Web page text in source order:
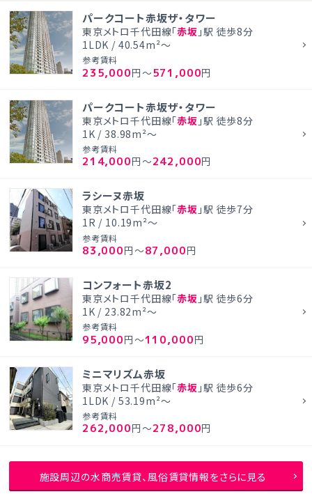
パークコート赤坂ザ・タワー
東京メトロ千代田線「赤坂 」駅 徒歩8分
1LDK / 40.54m²～
参考賃料
235,000円～571,000円
パークコート赤坂ザ・タワー
東京メトロ千代田線「赤坂 」駅 徒歩8分
1K / 38.98m²～
参考賃料
214,000円～242,000円
ラシーヌ赤坂
東京メトロ千代田線「赤坂 」駅 徒歩7分
1R / 10.19m²～
参考賃料
83,000円～87,000円
コンフォート赤坂2
東京メトロ千代田線「赤坂 」駅 徒歩6分
1K / 23.82m²～
参考賃料
95,000円～110,000円
ミニマリズム赤坂
東京メトロ千代田線「赤坂 」駅 徒歩6分
1LDK / 53.19m²～
参考賃料
262,000円～278,000円
施設周辺の水商売賃貸、風俗賃貸情報をさらに見る